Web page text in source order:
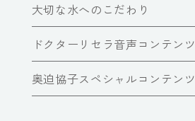
大切な水へのこだわり
ドクターリセラ音声コンテンツ
奥迫協子スペシャルコンテンツ